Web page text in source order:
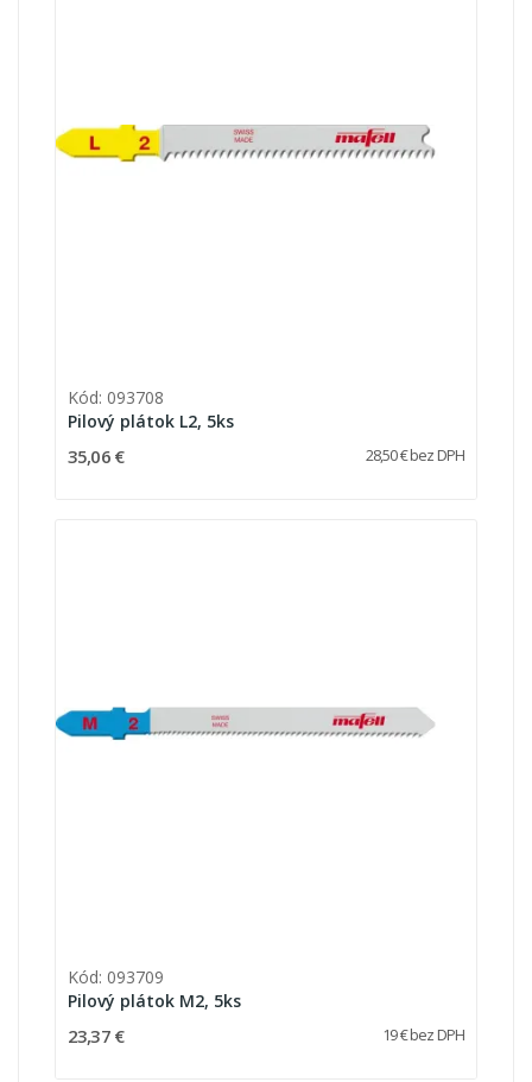
Kód: 093708
Pilový plátok L2, 5ks
35,06 € 28,50 € bez DPH
Kód: 093709
Pilový plátok M2, 5ks
23,37 € 19 € bez DPH